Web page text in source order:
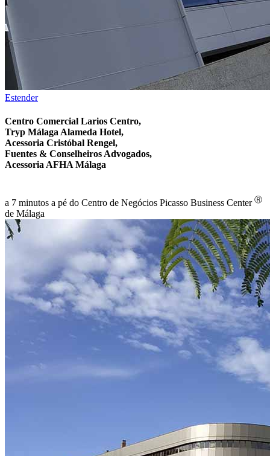
Estender
Centro Comercial Larios Centro,
Tryp Málaga Alameda Hotel,
Acessoria Cristóbal Rengel,
Fuentes & Conselheiros Advogados,
Acessoria AFHA Málaga
a 7 minutos a pé do Centro de Negócios Picasso Business Center Ⓡ
de Málaga